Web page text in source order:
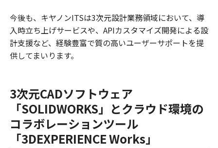
今後も、キヤノンITSは3次元設計業務領域において、導
入時立ち上げサービスや、APIカスタマイズ開発による設
計支援など、経験豊富で質の高いユーザーサポートを提
供してまいります。
3次元CADソフトウェア
「SOLIDWORKS」とクラウド環境の
コラボレーションツール
「3DEXPERIENCE Works」